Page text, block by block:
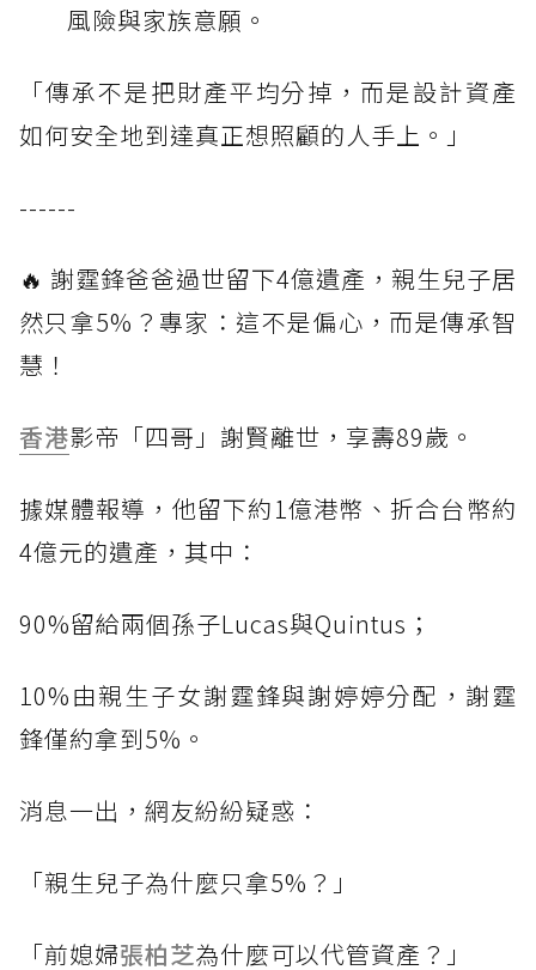
風險與家族意願。
「傳承不是把財產平均分掉，而是設計資產
如何安全地到達真正想照顧的人手上。」
------
🔥 謝霆鋒爸爸過世留下4億遺產，親生兒子居
然只拿5%？專家：這不是偏心，而是傳承智
慧！
香港影帝「四哥」謝賢離世，享壽89歲。
據媒體報導，他留下約1億港幣、折合台幣約
4億元的遺產，其中：
90%留給兩個孫子Lucas與Quintus；
10%由親生子女謝霆鋒與謝婷婷分配，謝霆
鋒僅約拿到5%。
消息一出，網友紛紛疑惑：
「親生兒子為什麼只拿5%？」
「前媳婦張柏芝為什麼可以代管資產？」